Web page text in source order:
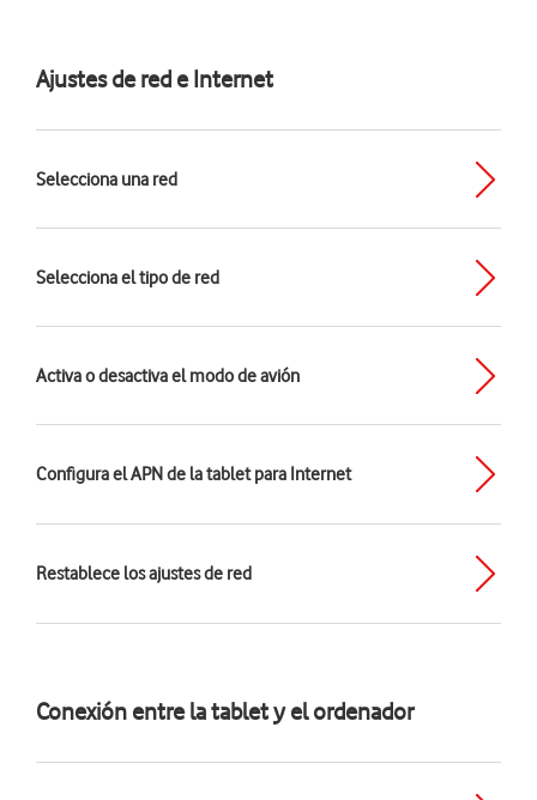
Ajustes de red e Internet
Selecciona una red
Selecciona el tipo de red
Activa o desactiva el modo de avión
Configura el APN de la tablet para Internet
Restablece los ajustes de red
Conexión entre la tablet y el ordenador